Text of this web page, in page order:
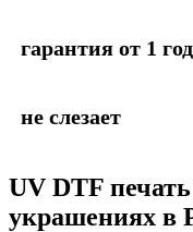
гарантия от 1
не слезает
UV DTF
украшениях в